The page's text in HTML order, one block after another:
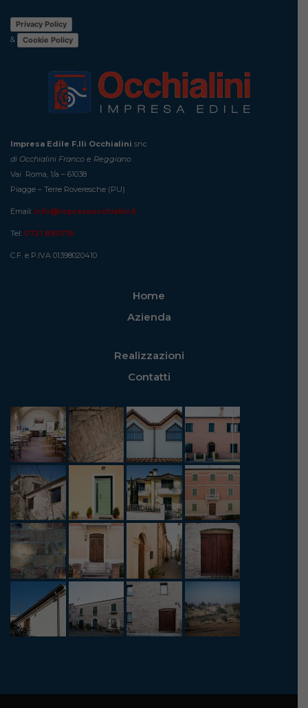
Privacy Policy
&
Cookie Policy
Impresa Edile F.lli Occhialini snc
di Occhialini Franco e Reggiano
Vai Roma, 1/a – 61038
Piagge – Terre Roveresche (PU)
Email: info@impresaocchialini.it
Tel: 0721 890176
C.F. e P.IVA 01398020410
Home
Azienda
Realizzazioni
Contatti